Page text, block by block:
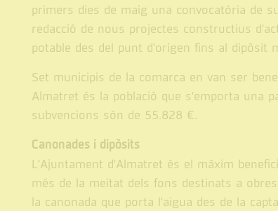
primers dies de maig una convocatòria de
redacció de nous projectes constructius
potable des del punt d'origen fins al dipòsit
Set municipis de la comarca en van ser
Almatret és la població que s'emporta una
subvencions són de 55.828 €.
Canonades i dipòsits
L'Ajuntament d'Almatret és el màxim
més de la meitat dels fons destinats a
la canonada que porta l'aigua des de la